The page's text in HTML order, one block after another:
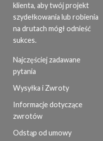
klienta, aby twój projekt
szydełkowania lub robienia
na drutach mógł odnieść
sukces.
Najczęściej zadawane
pytania
Wysyłka i Zwroty
Informacje dotyczące
zwrotów
Odstąp od umowy